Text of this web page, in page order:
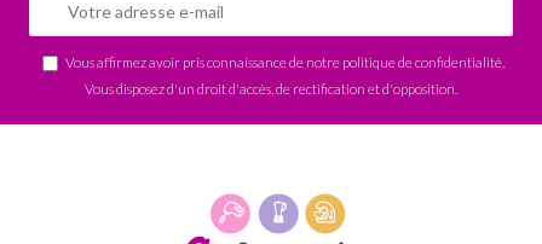
Vous affirmez avoir pris connaissance de notre politique de confidentialité
Vous disposez d'un droit d'accès, de rectification et d'opposition.